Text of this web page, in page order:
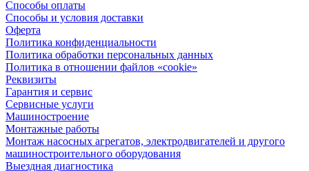
Способы оплаты
Способы и условия доставки
Оферта
Политика конфиденциальности
Политика обработки персональных данных
Политика в отношении файлов «cookie»
Реквизиты
Гарантия и сервис
Сервисные услуги
Машиностроение
Монтажные работы
Монтаж насосных агрегатов, электродвигателей и другого
машиностроительного оборудования
Выездная диагностика